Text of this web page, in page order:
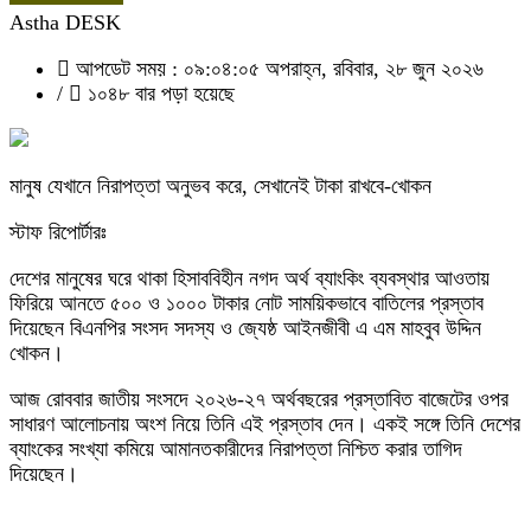
Astha DESK
আপডেট সময় : ০৯:০৪:০৫ অপরাহ্ন, রবিবার, ২৮ জুন ২০২৬
/
১০৪৮ বার পড়া হয়েছে
মানুষ যেখানে নিরাপত্তা অনুভব করে, সেখানেই টাকা রাখবে-খোকন
স্টাফ রিপোর্টারঃ
দেশের মানুষের ঘরে থাকা হিসাববিহীন নগদ অর্থ ব্যাংকিং ব্যবস্থার আওতায়
ফিরিয়ে আনতে ৫০০ ও ১০০০ টাকার নোট সাময়িকভাবে বাতিলের প্রস্তাব
দিয়েছেন বিএনপির সংসদ সদস্য ও জ্যেষ্ঠ আইনজীবী এ এম মাহবুব উদ্দিন
খোকন।
আজ রোববার জাতীয় সংসদে ২০২৬-২৭ অর্থবছরের প্রস্তাবিত বাজেটের ওপর
সাধারণ আলোচনায় অংশ নিয়ে তিনি এই প্রস্তাব দেন। একই সঙ্গে তিনি দেশের
ব্যাংকের সংখ্যা কমিয়ে আমানতকারীদের নিরাপত্তা নিশ্চিত করার তাগিদ
দিয়েছেন।